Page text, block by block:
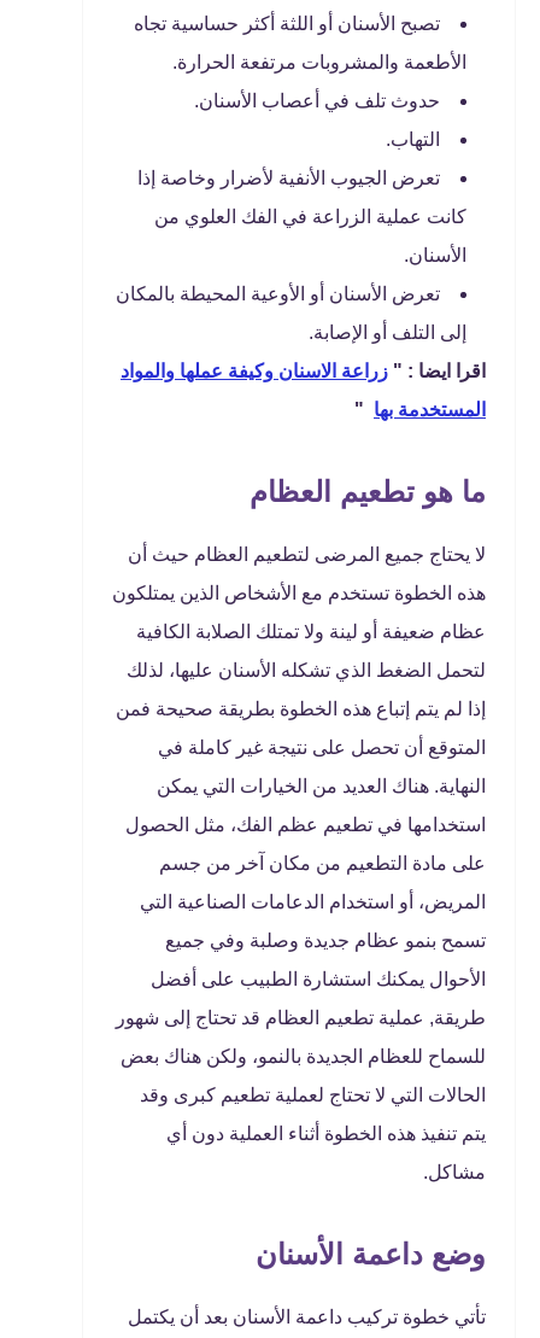
تصبح الأسنان أو اللثة أكثر حساسية تجاه
الأطعمة والمشروبات مرتفعة الحرارة.
حدوث تلف في أعصاب الأسنان.
التهاب.
تعرض الجيوب الأنفية لأضرار وخاصة إذا
كانت عملية الزراعة في الفك العلوي من
الأسنان.
تعرض الأسنان أو الأوعية المحيطة بالمكان
إلى التلف أو الإصابة.
اقرا ايضا : " زراعة الاسنان وكيفة عملها والمواد
المستخدمة بها "
ما هو تطعيم العظام
لا يحتاج جميع المرضى لتطعيم العظام حيث أن
هذه الخطوة تستخدم مع الأشخاص الذين يمتلكون
عظام ضعيفة أو لينة ولا تمتلك الصلابة الكافية
لتحمل الضغط الذي تشكله الأسنان عليها، لذلك
إذا لم يتم إتباع هذه الخطوة بطريقة صحيحة فمن
المتوقع أن تحصل على نتيجة غير كاملة في
النهاية. هناك العديد من الخيارات التي يمكن
استخدامها في تطعيم عظم الفك، مثل الحصول
على مادة التطعيم من مكان آخر من جسم
المريض، أو استخدام الدعامات الصناعية التي
تسمح بنمو عظام جديدة وصلبة وفي جميع
الأحوال يمكنك استشارة الطبيب على أفضل
طريقة, عملية تطعيم العظام قد تحتاج إلى شهور
للسماح للعظام الجديدة بالنمو، ولكن هناك بعض
الحالات التي لا تحتاج لعملية تطعيم كبرى وقد
يتم تنفيذ هذه الخطوة أثناء العملية دون أي
مشاكل.
وضع داعمة الأسنان
تأتي خطوة تركيب داعمة الأسنان بعد أن يكتمل